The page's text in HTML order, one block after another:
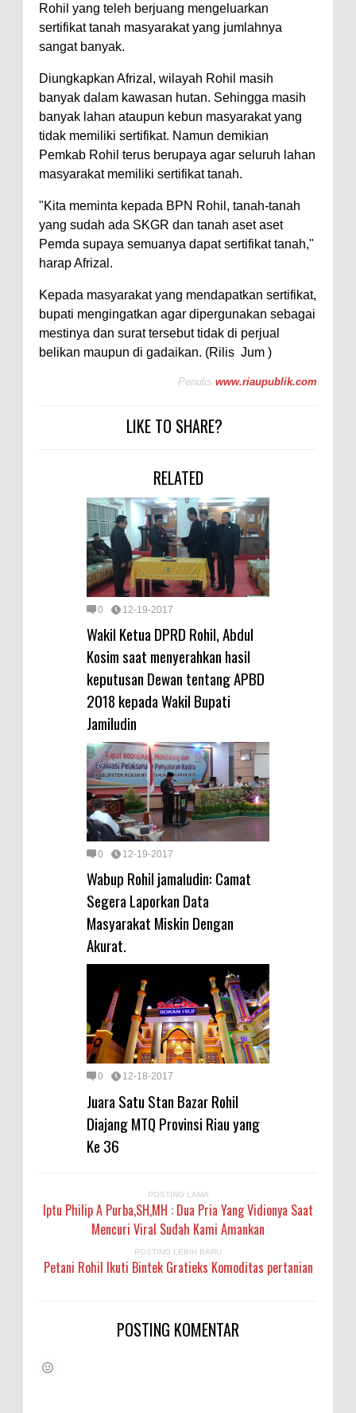
Rohil yang teleh berjuang mengeluarkan
sertifikat tanah masyarakat yang jumlahnya
sangat banyak.
Diungkapkan Afrizal, wilayah Rohil masih
banyak dalam kawasan hutan. Sehingga masih
banyak lahan ataupun kebun masyarakat yang
tidak memiliki sertifikat. Namun demikian
Pemkab Rohil terus berupaya agar seluruh lahan
masyarakat memiliki sertifikat tanah.
"Kita meminta kepada BPN Rohil, tanah-tanah
yang sudah ada SKGR dan tanah aset aset
Pemda supaya semuanya dapat sertifikat tanah,"
harap Afrizal.
Kepada masyarakat yang mendapatkan sertifikat,
bupati mengingatkan agar dipergunakan sebagai
mestinya dan surat tersebut tidak di perjual
belikan maupun di gadaikan. (Rilis Jum )
Penulis www.riaupublik.com
LIKE TO SHARE?
RELATED
0 12-19-2017
Wakil Ketua DPRD Rohil, Abdul
Kosim saat menyerahkan hasil
keputusan Dewan tentang APBD
2018 kepada Wakil Bupati
Jamiludin
0 12-19-2017
Wabup Rohil jamaludin: Camat
Segera Laporkan Data
Masyarakat Miskin Dengan
Akurat.
0 12-18-2017
Juara Satu Stan Bazar Rohil
Diajang MTQ Provinsi Riau yang
Ke 36
POSTING LAMA
Iptu Philip A Purba,SH,MH : Dua Pria Yang Vidionya Saat
Mencuri Viral Sudah Kami Amankan
POSTING LEBIH BARU
Petani Rohil Ikuti Bintek Gratieks Komoditas pertanian
POSTING KOMENTAR